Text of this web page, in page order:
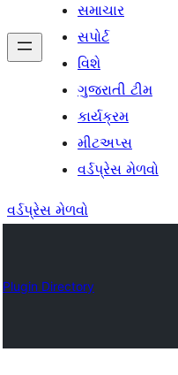
સમાચાર
સપોર્ટ
વિશે
ગુજરાતી ટીમ
કાર્યક્રમ
મીટઅપ્સ
વર્ડપ્રેસ મેળવો
વર્ડપ્રેસ મેળવો
Plugin Directory